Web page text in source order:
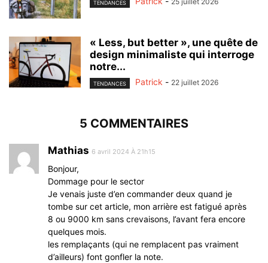
TENDANCES
« Less, but better », une quête de
design minimaliste qui interroge
notre...
TENDANCES Patrick - 22 juillet 2026
5 COMMENTAIRES
Mathias 6 avril 2024 À 21h15
Bonjour,
Dommage pour le sector
Je venais juste d’en commander deux quand je
tombe sur cet article, mon arrière est fatigué après
8 ou 9000 km sans crevaisons, l’avant fera encore
quelques mois.
les remplaçants (qui ne remplacent pas vraiment
d’ailleurs) font gonfler la note.